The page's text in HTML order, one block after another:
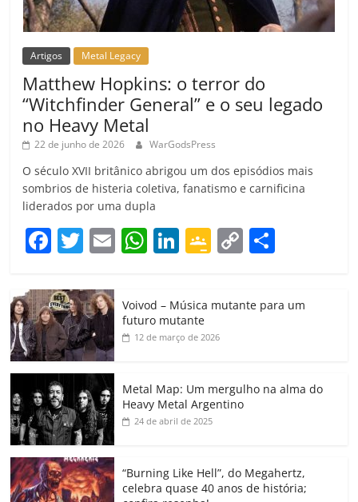
Artigos Metal Legacy
Matthew Hopkins: o terror do
“Witchfinder General” e o seu legado
no Heavy Metal
22 de junho de 2026 WarGodsPress
O século XVII britânico abrigou um dos episódios mais
sombrios de histeria coletiva, fanatismo e carnificina
liderados por uma dupla
F
c
e
b
o
o
k
T
itt
er
E
ai
W
at
s
A
p
Li
k
e
dI
G
gl
e
a
ss
o
C
y
k
p
h
Voivod – Música mutante para um
futuro mutante
12 de março de 2026
Metal Map: Um mergulho na alma do
Heavy Metal Argentino
24 de abril de 2025
“Burning Like Hell”, do Megahertz,
celebra quase 40 anos de história;